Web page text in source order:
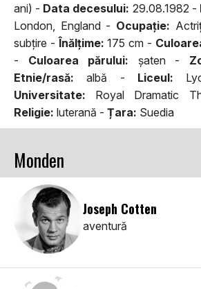
ani) - Data decesului: 29.08.1982 -
London, England - Ocupaţie:
subţire -Înălţime: 175 cm -
- Culoarea părului: şaten -
Etnie/rasă: albă - Liceul:
Universitate: Royal Dramatic
Religie: luterană - Țara: Suedia
Monden
Joseph Cotten
aventură